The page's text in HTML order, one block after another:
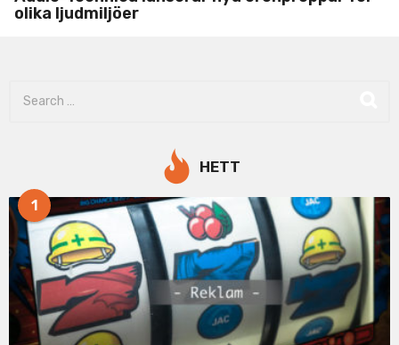
olika ljudmiljöer
o
r
HETT
1